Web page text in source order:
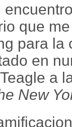
que
para la
en
a
New